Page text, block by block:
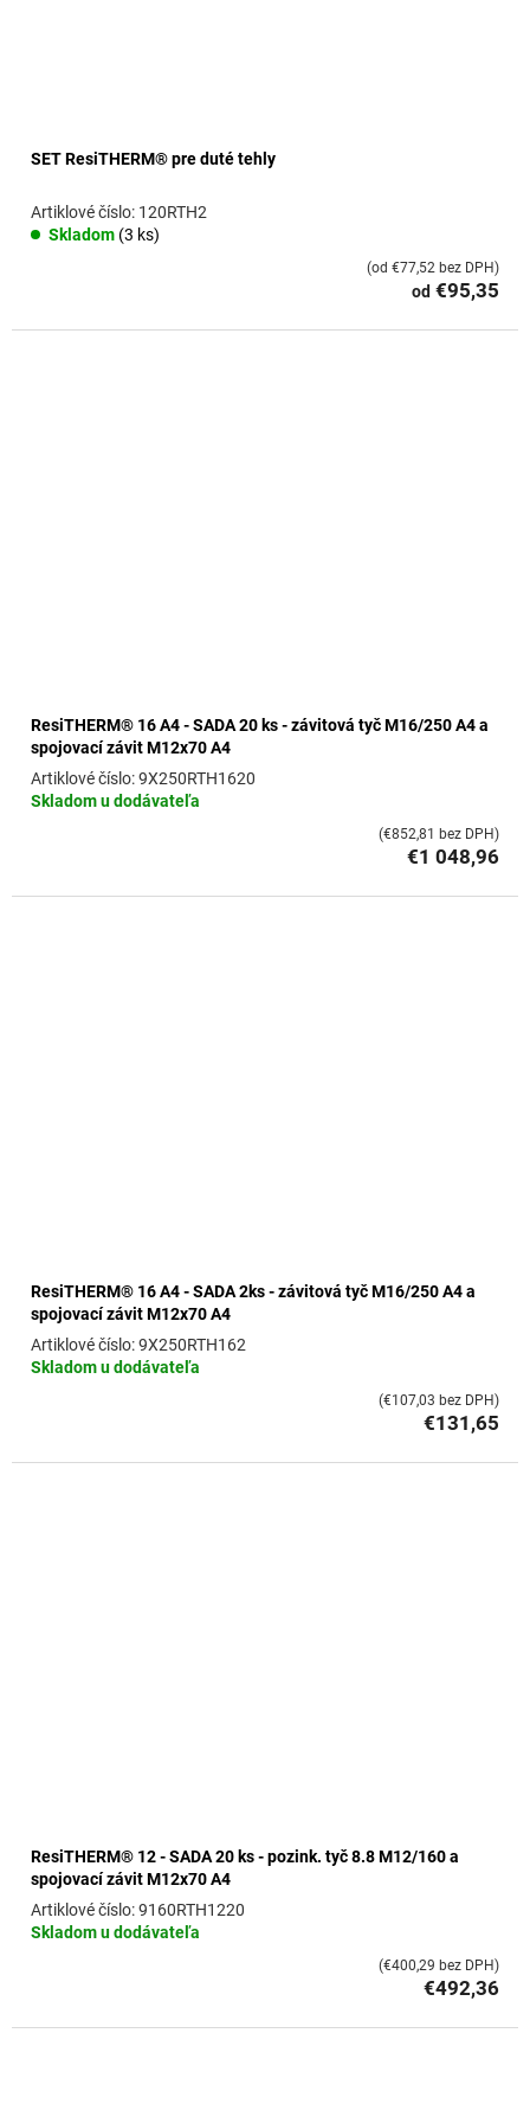
SET ResiTHERM® pre duté tehly
Skladom (3 ks)
120RTH2
od €95,35
(od €77,52 bez DPH)
ResiTHERM® 16 A4 - SADA 20 ks - závitová tyč M16/250 A4 a
spojovací závit M12x70 A4
Skladom u dodávateľa
9X250RTH1620
€1 048,96
(€852,81 bez DPH)
ResiTHERM® 16 A4 - SADA 2ks - závitová tyč M16/250 A4 a
spojovací závit M12x70 A4
Skladom u dodávateľa
9X250RTH162
€131,65
(€107,03 bez DPH)
ResiTHERM® 12 - SADA 20 ks - pozink. tyč 8.8 M12/160 a
spojovací závit M12x70 A4
Skladom u dodávateľa
9160RTH1220
€492,36
(€400,29 bez DPH)